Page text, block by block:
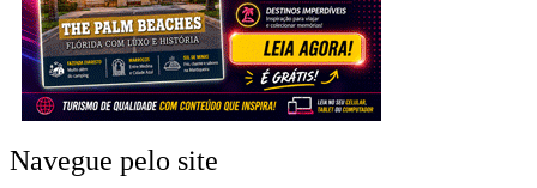
Navegue pelo site